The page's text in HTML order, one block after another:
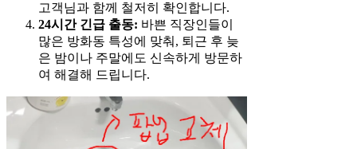
고객님과 함께 철저히 확인합니다.
24시간 긴급 출동: 바쁜 직장인들이
많은 방화동 특성에 맞춰, 퇴근 후 늦
은 밤이나 주말에도 신속하게 방문하
여 해결해 드립니다.